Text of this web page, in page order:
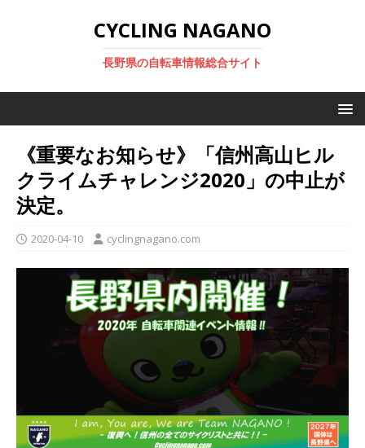
CYCLING NAGANO
長野県の自転車情報総合サイト
《重要なお知らせ》「信州高山ヒル
クライムチャレンジ2020」の中止が
決定。
2020-04-10 cyclingnagano.com